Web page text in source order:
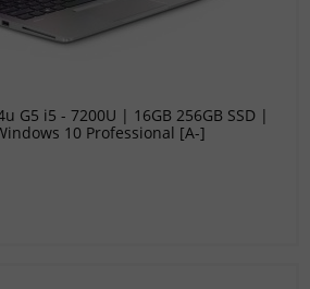
G5 i5 - 7200U | 16GB 256GB SSD |
10 Professional [A-]
do koszyka